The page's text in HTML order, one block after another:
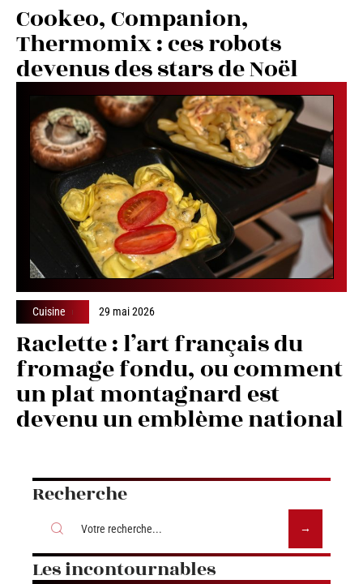
Cookeo, Companion,
Thermomix : ces robots
devenus des stars de Noël
Cuisine 29 mai 2026
Raclette : l’art français du
fromage fondu, ou comment
un plat montagnard est
devenu un emblème national
Recherche
Les incontournables